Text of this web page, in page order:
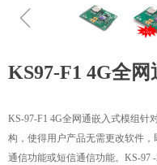
ꁆ
KS97-F1 4G全网
KS-97-F1 4G全网通嵌入式模组针
构，使得用户产品无需更改软件
通信功能或短信通信功能。KS-97